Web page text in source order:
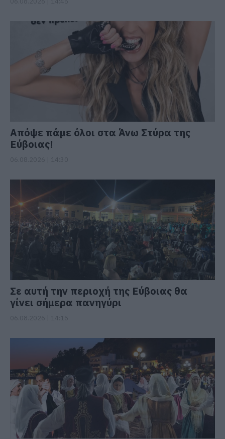
Απόψε πάμε όλοι στα Άνω Στύρα της
Εύβοιας!
Σε αυτή την περιοχή της Εύβοιας θα
γίνει σήμερα πανηγύρι